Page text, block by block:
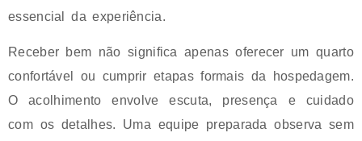
essencial da experiência.
Receber bem não significa apenas oferecer um quarto
confortável ou cumprir etapas formais da hospedagem.
O acolhimento envolve escuta, presença e cuidado
com os detalhes. Uma equipe preparada observa sem